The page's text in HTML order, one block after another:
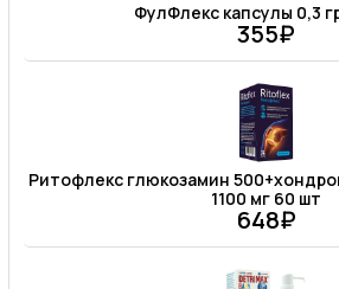
ФулФлекс капсулы 0,3
355₽
Ритофлекс глюкозамин 500+хондроитин 500, таблетки
1100 мг 60 шт
648₽